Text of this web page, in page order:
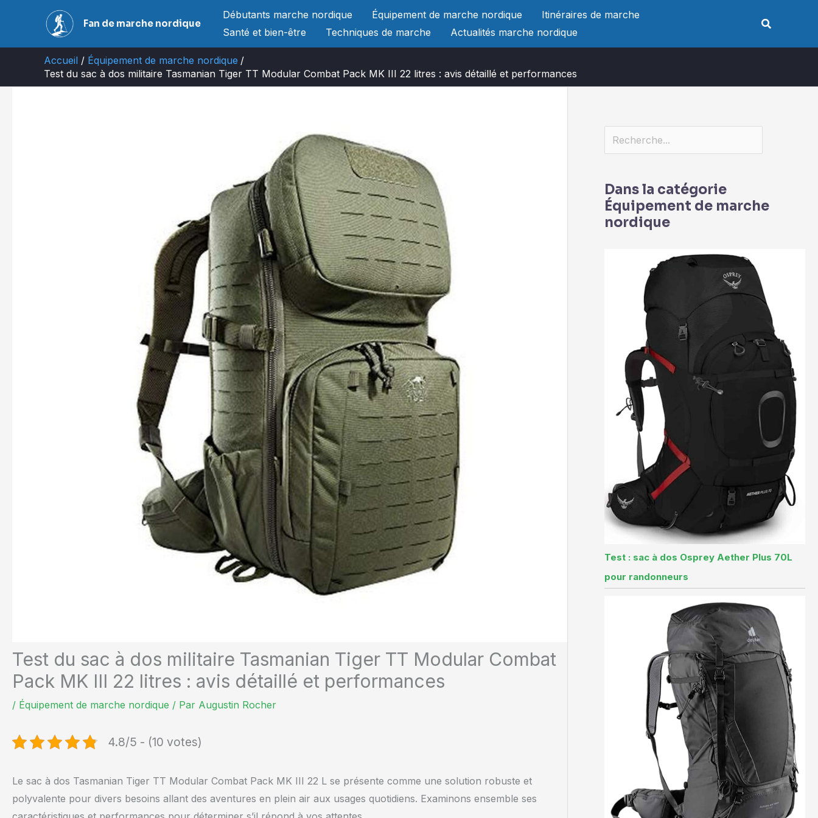
Fan de marche nordique
Débutants marche nordique Équipement de marche nordique
Itinéraires de marche
Santé et bien-être
Techniques de marche Actualités marche nordique
Rechercher
Accueil
Équipement de marche nordique
Test du sac à dos militaire Tasmanian Tiger TT Modular Combat Pack MK III 22 litres : avis détaillé et performances
Test du sac à dos militaire Tasmanian Tiger TT Modular Combat
Pack MK III 22 litres : avis détaillé et performances
/ Équipement de marche nordique / Par Augustin Rocher
4.8/5 - (10 votes)
Le sac à dos Tasmanian Tiger TT Modular Combat Pack MK III 22 L se présente comme une solution robuste et
polyvalente pour divers besoins allant des aventures en plein air aux usages quotidiens. Examinons ensemble ses
Rechercher
Dans la catégorie
Équipement de marche
nordique
Test : sac à dos Osprey Aether Plus 70L
pour randonneurs